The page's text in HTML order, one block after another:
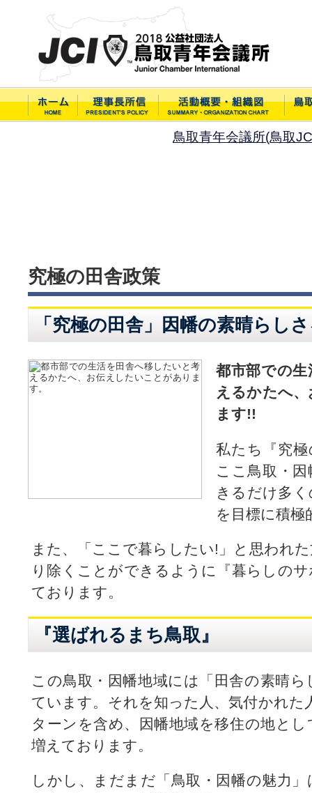
鳥取青年会議所(鳥取
究極の田舎政策
「究極の田舎」因幡の素晴らし
都市部での
えるかたへ
ます!!
私たち『究
ここ鳥取・
きるだけ多
を目標に積極
また、「ここで暮らしたい!」と思われ
り除くことができるように『暮らしの
ております。
『選ばれるまち鳥取』
この鳥取・因幡地域には「田舎の素晴
ています。それを知った人、気付かれた
ターンを含め、因幡地域を移住の地と
増えております。
しかし、まだまだ「鳥取・因幡の魅力